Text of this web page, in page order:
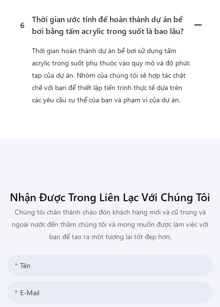
6
Thời gian ước tính để hoàn thành dự án bể
bơi bằng tấm acrylic trong suốt là bao lâu?
Thời gian hoàn thành dự án bể bơi sử dụng tấm
acrylic trong suốt phụ thuộc vào quy mô và độ phức
tạp của dự án. Nhóm của chúng tôi sẽ hợp tác chặt
chẽ với bạn để thiết lập tiến trình thực tế dựa trên
các yêu cầu cụ thể của bạn và phạm vi của dự án.
Nhận Được Trong Liên Lạc Với Chúng Tôi
Chúng tôi chân thành chào đón khách hàng mới và cũ trong và
ngoài nước đến thăm chúng tôi và mong muốn được làm việc với
bạn để tạo ra một tương lai tốt đẹp hơn.
Tên
E-Mail